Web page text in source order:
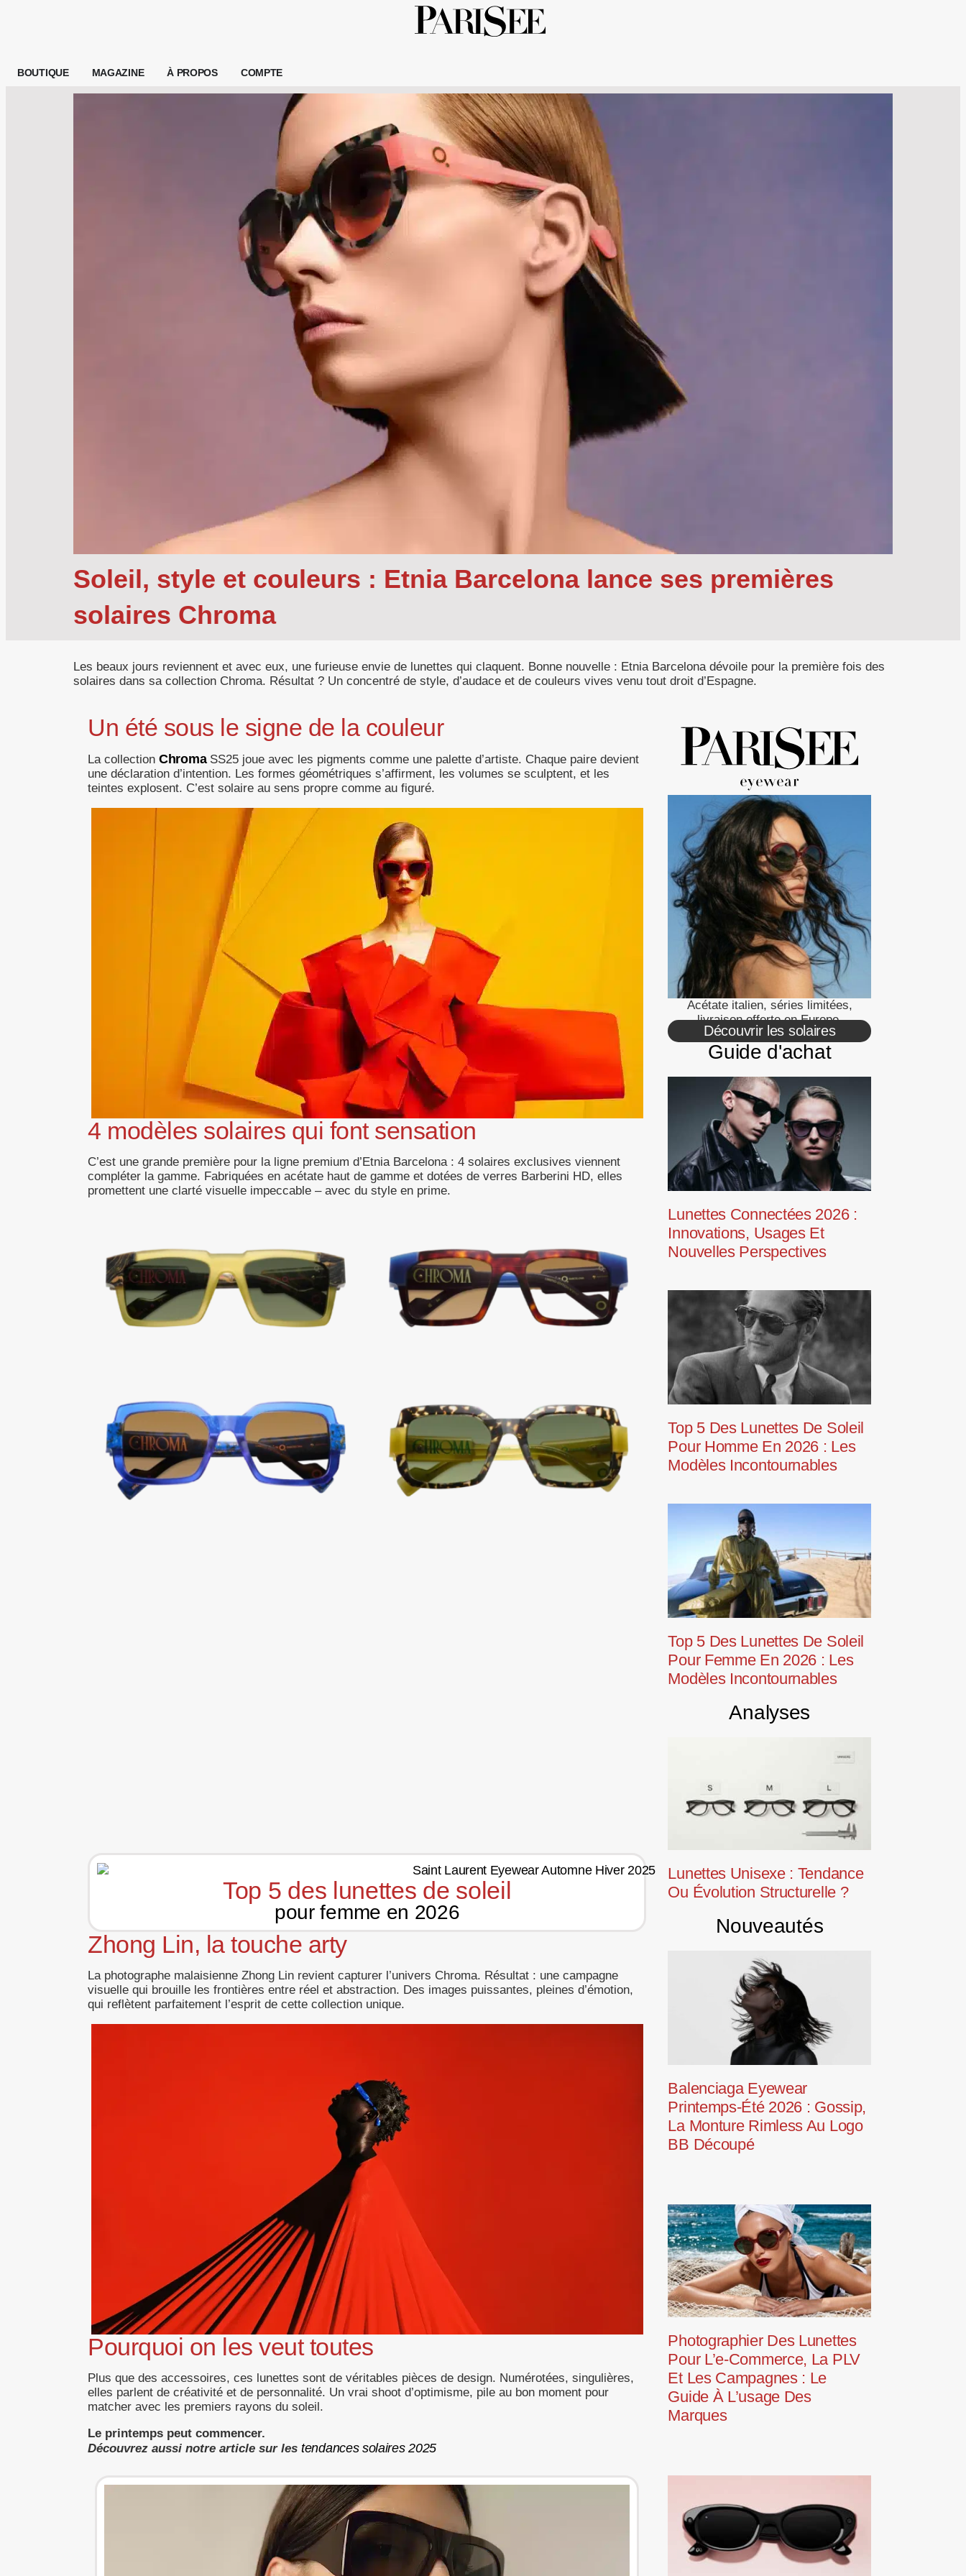
BOUTIQUE MAGAZINE À PROPOS COMPTE
Soleil, style et couleurs : Etnia Barcelona lance ses premières
solaires Chroma
Les beaux jours reviennent et avec eux, une furieuse envie de lunettes qui claquent. Bonne nouvelle : Etnia Barcelona dévoile pour la première fois des
solaires dans sa collection Chroma. Résultat ? Un concentré de style, d’audace et de couleurs vives venu tout droit d’Espagne.
Un été sous le signe de la couleur
La collection ChromaSS25 joue avec les pigments comme une palette d’artiste. Chaque paire devient
une déclaration d’intention. Les formes géométriques s’affirment, les volumes se sculptent, et les
teintes explosent. C’est solaire au sens propre comme au figuré.
4 modèles solaires qui font sensation
C’est une grande première pour la ligne premium d’Etnia Barcelona : 4 solaires exclusives viennent
compléter la gamme. Fabriquées en acétate haut de gamme et dotées de verres Barberini HD, elles
promettent une clarté visuelle impeccable – avec du style en prime.
Top 5 des lunettes de soleil
pour femme en 2026
Zhong Lin, la touche arty
La photographe malaisienne Zhong Lin revient capturer l’univers Chroma. Résultat : une campagne
visuelle qui brouille les frontières entre réel et abstraction. Des images puissantes, pleines d’émotion,
qui reflètent parfaitement l’esprit de cette collection unique.
Pourquoi on les veut toutes
Plus que des accessoires, ces lunettes sont de véritables pièces de design. Numérotées, singulières,
elles parlent de créativité et de personnalité. Un vrai shoot d’optimisme, pile au bon moment pour
matcher avec les premiers rayons du soleil.
Le printemps peut commencer.
Découvrez aussi notre article sur les tendances solaires 2025
Acétate italien, séries limitées,
livraison offerte en Europe.
Découvrir les solaires
Guide d'achat
Lunettes Connectées 2026 :
Innovations, Usages Et
Nouvelles Perspectives
Top 5 Des Lunettes De Soleil
Pour Homme En 2026 : Les
Modèles Incontournables
Top 5 Des Lunettes De Soleil
Pour Femme En 2026 : Les
Modèles Incontournables
Analyses
Lunettes Unisexe : Tendance
Ou Évolution Structurelle ?
Nouveautés
Balenciaga Eyewear
Printemps-Été 2026 : Gossip,
La Monture Rimless Au Logo
BB Découpé
Photographier Des Lunettes
Pour L’e-Commerce, La PLV
Et Les Campagnes : Le
Guide À L’usage Des
Marques